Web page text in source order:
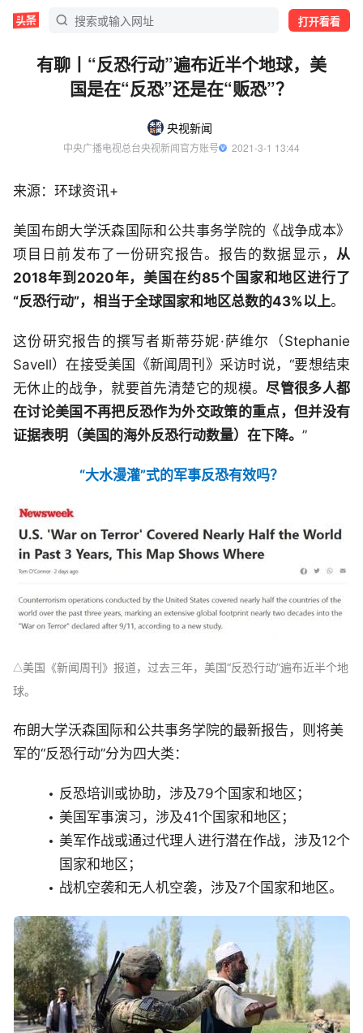
打开看看
有聊丨“反恐行动”遍布近半个地球，美
国是在“反恐”还是在“贩恐”？
央视新闻
中央广播电视总台央视新闻官方账号
  2021-3-1 13:44
来源：环球资讯+
美国布朗大学沃森国际和公共事务学院的《战争成本》
项目日前发布了一份研究报告。报告的数据显示， 从
2018年到2020年，美国在约85个国家和地区进行了
“反恐行动”，相当于全球国家和地区总数的43%以上。
这份研究报告的撰写者斯蒂芬妮·萨维尔（Stephanie
Savell）在接受美国《新闻周刊》采访时说，“要想结束
无休止的战争，就要首先清楚它的规模。尽管很多人都
在讨论美国不再把反恐作为外交政策的重点，但并没有
证据表明（美国的海外反恐行动数量）在下降。 ”
“大水漫灌”式的军事反恐有效吗？
△美国《新闻周刊》报道，过去三年，美国“反恐行动”遍布近半个地
球。
布朗大学沃森国际和公共事务学院的最新报告，则将美
军的“反恐行动”分为四大类：
反恐培训或协助，涉及79个国家和地区；
美国军事演习，涉及41个国家和地区；
美军作战或通过代理人进行潜在作战，涉及12个
国家和地区；
战机空袭和无人机空袭，涉及7个国家和地区。